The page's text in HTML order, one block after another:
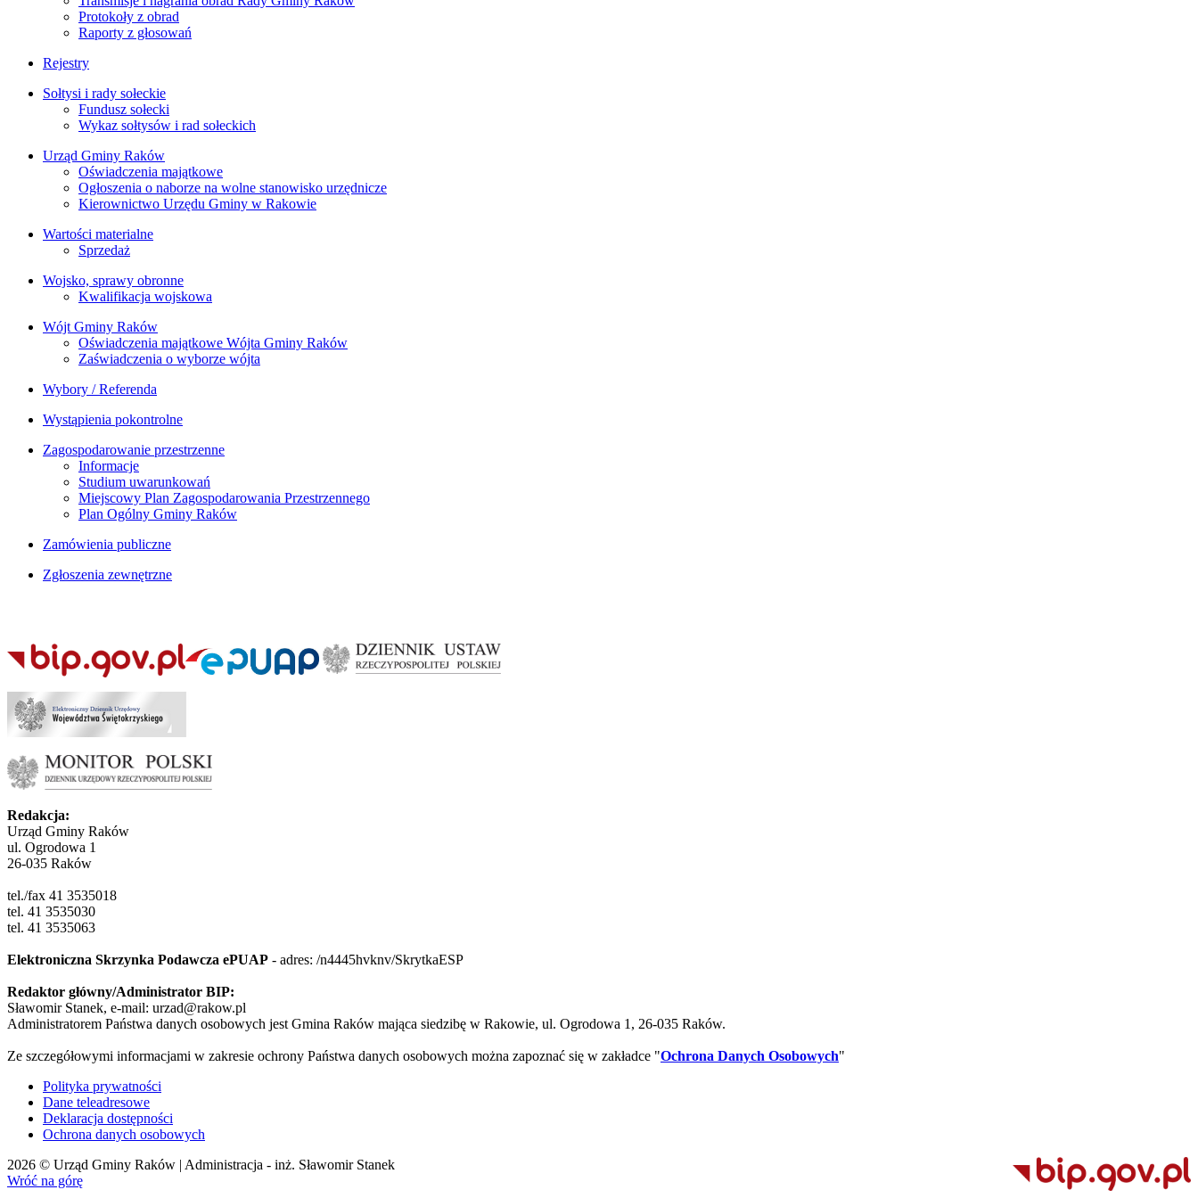
Protokoły z obrad
Raporty z głosowań
Rejestry
Sołtysi i rady sołeckie
Fundusz sołecki
Wykaz sołtysów i rad sołeckich
Urząd Gminy Raków
Oświadczenia majątkowe
Ogłoszenia o naborze na wolne stanowisko urzędnicze
Kierownictwo Urzędu Gminy w Rakowie
Wartości materialne
Sprzedaż
Wojsko, sprawy obronne
Kwalifikacja wojskowa
Wójt Gminy Raków
Oświadczenia majątkowe Wójta Gminy Raków
Zaświadczenia o wyborze wójta
Wybory / Referenda
Wystąpienia pokontrolne
Zagospodarowanie przestrzenne
Informacje
Studium uwarunkowań
Miejscowy Plan Zagospodarowania Przestrzennego
Plan Ogólny Gminy Raków
Zamówienia publiczne
Zgłoszenia zewnętrzne
Redakcja:
Urząd Gminy Raków
ul. Ogrodowa 1
26-035 Raków
tel./fax 41 3535018
tel. 41 3535030
tel. 41 3535063
Elektroniczna Skrzynka Podawcza ePUAP - adres: /n4445hvknv/SkrytkaESP
Redaktor główny/Administrator BIP:
Sławomir Stanek, e-mail: urzad@rakow.pl
Administratorem Państwa danych osobowych jest Gmina Raków mająca siedzibę w Rakowie, ul. Ogrodowa 1, 26-035 Raków.
Ze szczegółowymi informacjami w zakresie ochrony Państwa danych osobowych można zapoznać się w zakładce "Ochrona Danych Osobowych"
Polityka prywatności
Dane teleadresowe
Deklaracja dostępności
Ochrona danych osobowych
2026 © Urząd Gminy Raków | Administracja - inż. Sławomir Stanek
Wróć na górę